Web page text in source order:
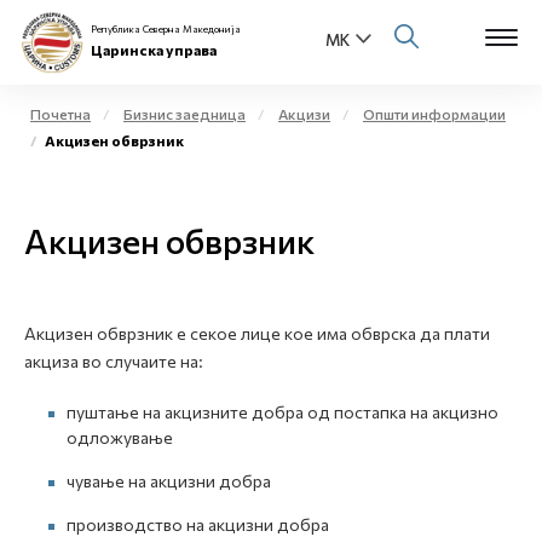
Физички лица
Open
Е-Царина
Медиа центар
Контакт
Е-Весник
Република Северна Македонија
Царинска управа
Почетна Бизнис заедница Акцизи
Општи информации
Акцизен обврзник
Акцизен обврзник
Акцизен обврзник е секое лице кое има обврска да плати
акциза во случаите на:
пуштање на акцизните добра од постапка на акцизно
одложување
чување на акцизни добра
производство на акцизни добра